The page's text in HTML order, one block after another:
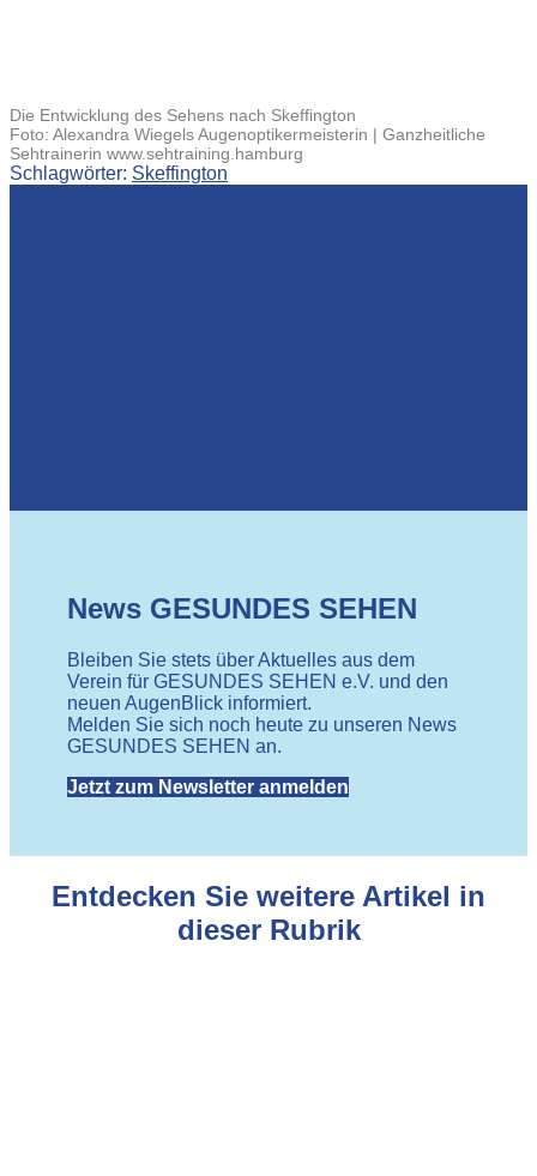
Die Entwicklung des Sehens nach Skeffington
Foto: Alexandra Wiegels Augenoptikermeisterin | Ganzheitliche
Sehtrainerin www.sehtraining.hamburg
Schlagwörter: Skeffington
News GESUNDES SEHEN
Bleiben Sie stets über Aktuelles aus dem
Verein für GESUNDES SEHEN e.V. und den
neuen AugenBlick informiert.
Melden Sie sich noch heute zu unseren News
GESUNDES SEHEN an.
Jetzt zum Newsletter anmelden
Entdecken Sie weitere Artikel in
dieser Rubrik